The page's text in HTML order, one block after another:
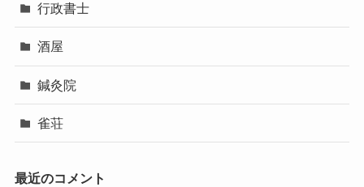
行政書士
酒屋
鍼灸院
雀荘
最近のコメント